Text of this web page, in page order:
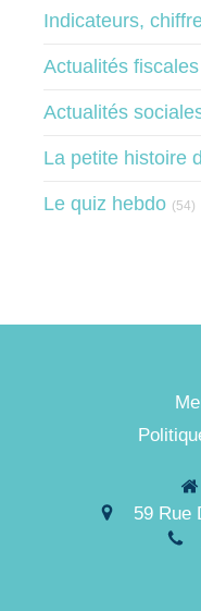
Indicateurs,
Actualités fiscales
Actualités
La petite histoire
Le quiz hebdo (54)
59 Rue